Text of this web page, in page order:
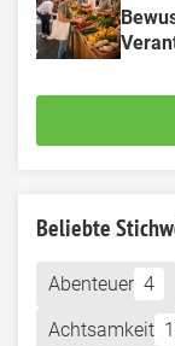
Beliebte
Abenteuer 4
Achtsamkeit